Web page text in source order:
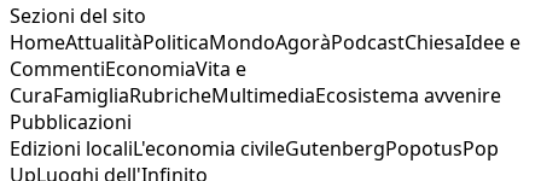
Sezioni del sito
HomeAttualitàPoliticaMondoAgoràPodcastChiesaIdee e
CommentiEconomiaVita e
CuraFamigliaRubricheMultimediaEcosistema avvenire
Pubblicazioni
Edizioni localiL'economia civileGutenbergPopotusPop
UpLuoghi dell'Infinito